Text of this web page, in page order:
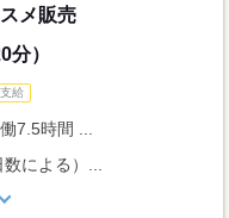
メ販売
）
給
7.5時間 ...
による）...